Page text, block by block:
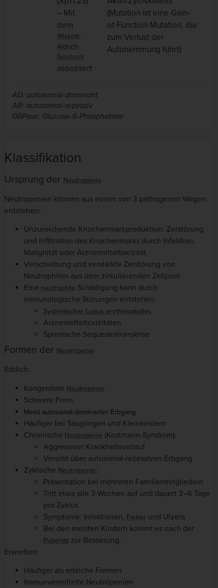
– Mit
dem
Wiskott-
Aldrich-
Syndrom
assoziiert
(Mutation ist eine Gain-
of-Function-Mutation, die
zum Verlust der
Autohemmung führt)
AD: autosomal-dominant
AR: autosomal-rezessiv
G6Pase: Glucose-6-Phosphatase
Klassifikation
Ursprung der Neutropenie
Neutropenien können aus einem von 3 pathogenen Wegen
entstehen:
Unzureichende Knochenmarkproduktion: Zerstörung
und Infiltration des Knochenmarks durch Infektion,
Malignität oder Arzneimitteltoxizität
Verschiebung und verstärkte Zerstörung von
Neutrophilen aus dem zirkulierenden Zellpool
Eine neutrophile Schädigung kann durch
immunologische Störungen entstehen:
Systemischer Lupus erythematodes
Arzneimitteltoxizitäten
Splenische Sequestrationskrise
Formen der Neutropenie
Erblich:
Kongenitale Neutropenie
Schwere Form
Meist autosomal-dominanter Erbgang
Häufiger bei Säuglingen und Kleinkindern
Chronische Neutropenie (Kostmann-Syndrom):
Aggressiver Krankheitsverlauf
Vererbt über autosomal-rezessiven Erbgang
Zyklische Neutropenie:
Präsentation bei mehreren Familienmitgliedern
Tritt etwa alle 3 Wochen auf und dauert 3–6 Tage
pro Zyklus
Symptome: Infektionen, Fieber und Ulzera
Bei den meisten Kindern kommt es nach der
Pubertät zur Besserung.
Erworben:
Häufiger als erbliche Formen
Immunvermittelte Neutropenien